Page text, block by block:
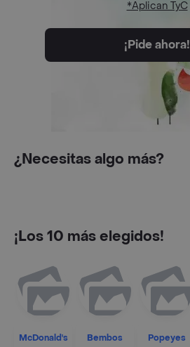
*Aplican TyC
¡Pide ahora!
¿Necesitas algo más?
¡Los 10 más elegidos!
McDonald's Bembos Popeyes